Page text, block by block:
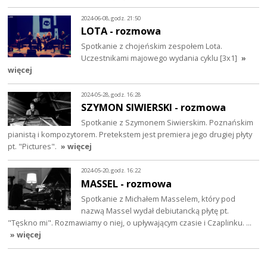
2024-06-08, godz. 21:50
LOTA - rozmowa
Spotkanie z chojeńskim zespołem Lota.
Uczestnikami majowego wydania cyklu [3x1] »
więcej
2024-05-28, godz. 16:28
SZYMON SIWIERSKI - rozmowa
Spotkanie z Szymonem Siwierskim. Poznańskim
pianistą i kompozytorem. Pretekstem jest premiera jego drugiej płyty
pt. "Pictures". » więcej
2024-05-20, godz. 16:22
MASSEL - rozmowa
Spotkanie z Michałem Masselem, który pod
nazwą Massel wydał debiutancką płytę pt.
"Tęskno mi". Rozmawiamy o niej, o upływającym czasie i Czaplinku. …
» więcej